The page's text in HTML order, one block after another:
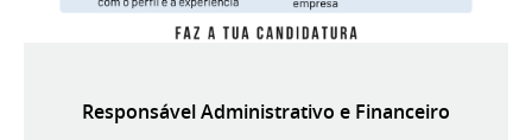
Responsável Administrativo e Financeiro